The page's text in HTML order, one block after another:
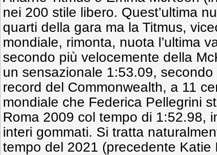
nei 200 stile libero. Quest’ultima
quarti della gara ma la Titmus,
mondiale, rimonta, nuota l’ultima
secondo più velocemente della
un sensazionale 1:53.09,
record del Commonwealth, a 11
mondiale che Federica Pellegrini
Roma 2009 col tempo di 1:52.98,
interi gommati. Si tratta
tempo del 2021 (precedente